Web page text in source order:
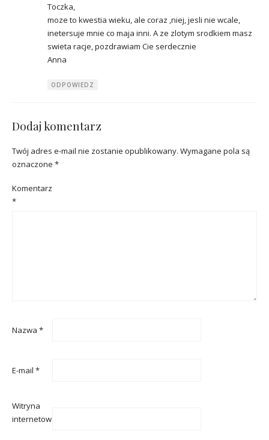
Toczka,
moze to kwestia wieku, ale coraz ,niej, jesli nie wcale,
inetersuje mnie co maja inni. A ze zlotym srodkiem masz
swieta racje, pozdrawiam Cie serdecznie
Anna
ODPOWIEDZ
Dodaj komentarz
Twój adres e-mail nie zostanie opublikowany. Wymagane pola są
oznaczone *
Komentarz
*
Nazwa *
E-mail *
Witryna
internetowa